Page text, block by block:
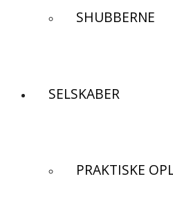
SHUBBERNE
SELSKABER
PRAKTISKE